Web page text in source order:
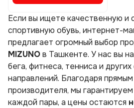
Если вы ищете качественную и
спортивную обувь, интернет-
предлагает огромный выбор
MIZUNOв Ташкенте. У нас вы
бега, фитнеса, тенниса и
направлений. Благодаря
производителя, мы
каждой пары, а цены остаются